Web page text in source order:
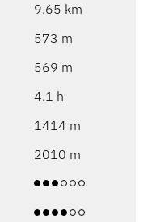
9.65 km
573 m
569 m
4.1 h
1414 m
2010 m